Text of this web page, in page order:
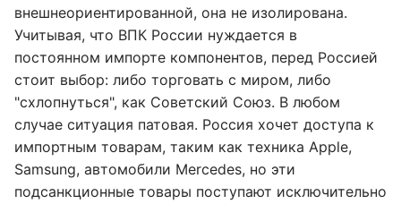
внешнеориентированной, она не изолирована.
Учитывая, что ВПК России нуждается в
постоянном импорте компонентов, перед Россией
стоит выбор: либо торговать с миром, либо
"схлопнуться", как Советский Союз. В любом
случае ситуация патовая. Россия хочет доступа к
импортным товарам, таким как техника Apple,
Samsung, автомобили Mercedes, но эти
подсанкционные товары поступают исключительно